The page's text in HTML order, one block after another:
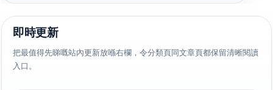
即時更新
把最值得先睇嘅站內更新放喺右欄，令分類頁同文章頁都保留清晰閱讀
入口。